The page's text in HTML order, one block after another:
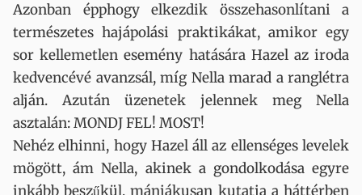
Azonban épphogy elkezdik összehasonlítani a
természetes hajápolási praktikákat, amikor egy
sor kellemetlen esemény hatására Hazel az iroda
kedvencévé avanzsál, míg Nella marad a ranglétra
alján. Azután üzenetek jelennek meg Nella
asztalán: MONDJ FEL! MOST!
Nehéz elhinni, hogy Hazel áll az ellenséges levelek
mögött, ám Nella, akinek a gondolkodása egyre
inkább beszűkül, mániákusan kutatja a háttérben